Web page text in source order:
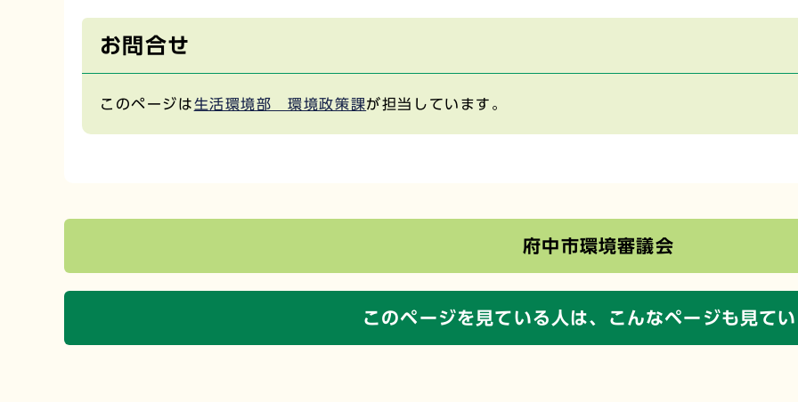
お問合せ
このページは生活環境部 環境政策課が担当しています。
府中市環境審議会
このページを見ている人は、 こんなページも見て